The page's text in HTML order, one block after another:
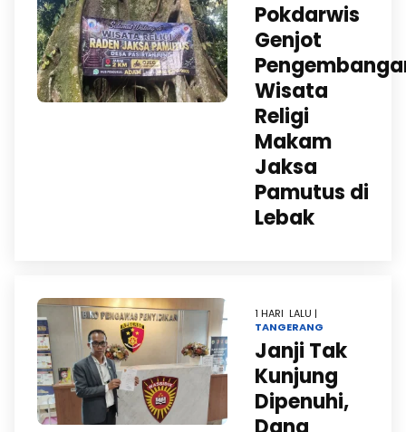
Pokdarwis
Genjot
Wisata
Religi
Makam
Jaksa
Pamutus di
Lebak
1 HARI LALU |
TANGERANG
Janji Tak
Kunjung
Dipenuhi,